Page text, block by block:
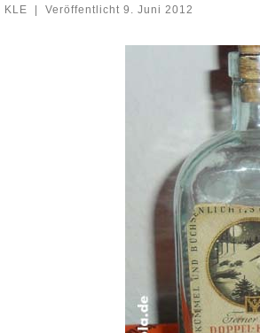
KLE | Veröffentlicht 9. Juni 2012